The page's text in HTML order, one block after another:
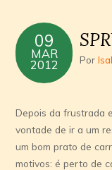
09
MAR
2012
Por
Depois da frustrada
vontade de ir a um
um bom prato de
motivos: é perto de